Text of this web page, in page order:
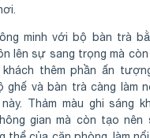
minh với bộ bàn trà
lên sự sang trọng mà
khách thêm phần ấn
ghế và bàn trà càng làm
Thảm màu ghi sáng
gian mà còn tạo